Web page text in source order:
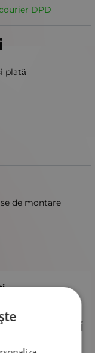
DPD
plată
de montare
Lei